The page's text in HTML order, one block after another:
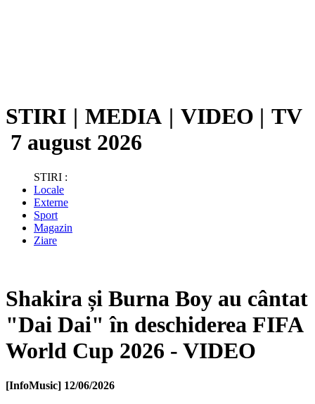
STIRI | MEDIA | VIDEO | TV
7 august 2026
STIRI :
Locale
Externe
Sport
Magazin
Ziare
Shakira și Burna Boy au cântat
"Dai Dai" în deschiderea FIFA
World Cup 2026 - VIDEO
[InfoMusic] 12/06/2026